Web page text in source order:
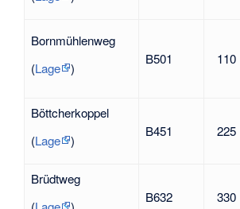
Bornmühlenweg
(Lage )
B501 110
Böttcherkoppel
(Lage )
B451 225
Brüdtweg
B632 330